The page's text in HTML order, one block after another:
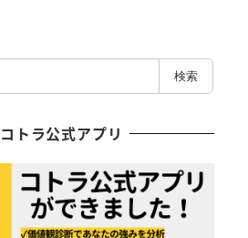
検索
コトラ公式アプリ